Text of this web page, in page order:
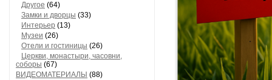
Другое (64)
Замки и дворцы (33)
Интерьер (13)
Музеи (26)
Отели и гостиницы (26)
Церкви, монастыри, часовни,
соборы (67)
ВИДЕОМАТЕРИАЛЫ (88)